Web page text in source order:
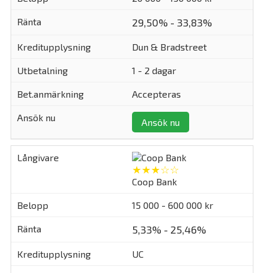
29,50% - 33,83%
Dun & Bradstreet
1 - 2 dagar
Accepteras
Ansök nu
★★★☆☆
Coop Bank
15 000 - 600 000 kr
5,33% - 25,46%
UC